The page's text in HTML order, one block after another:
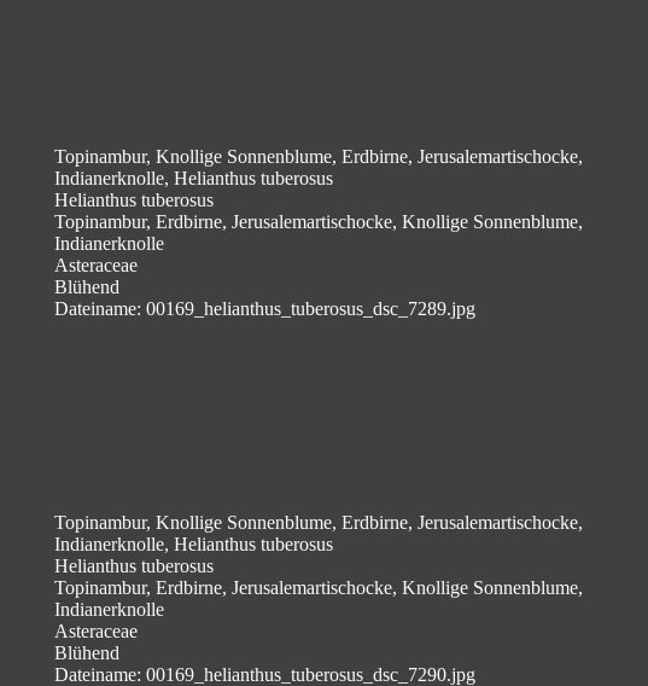
Topinambur, Knollige Sonnenblume, Erdbirne, Jerusalemartischocke,
Indianerknolle, Helianthus tuberosus
Helianthus tuberosus
Topinambur, Erdbirne, Jerusalemartischocke, Knollige Sonnenblume,
Indianerknolle
Asteraceae
Blühend
Dateiname: 00169_helianthus_tuberosus_dsc_7289.jpg
Topinambur, Knollige Sonnenblume, Erdbirne, Jerusalemartischocke,
Indianerknolle, Helianthus tuberosus
Helianthus tuberosus
Topinambur, Erdbirne, Jerusalemartischocke, Knollige Sonnenblume,
Indianerknolle
Asteraceae
Blühend
Dateiname: 00169_helianthus_tuberosus_dsc_7290.jpg